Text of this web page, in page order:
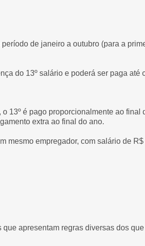
de janeiro a outubro (para a
do 13º salário e poderá ser paga até
13º é pago proporcionalmente ao final
extra ao final do ano.
mesmo empregador, com salário de
apresentam regras diversas dos